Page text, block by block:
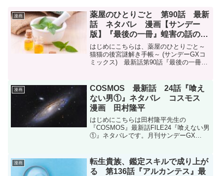
漫画
薬屋のひとりごと 第90話 最新
話 ネタバレ 漫画【サンデー
版】『最後の一冊』蝗害の話の続
き
はじめにこちらは、薬屋のひとりごと～
猫猫の後宮謎解き手帳～ (サンデーGXコ
ミックス) 最新話第90話『最後の一冊』
ーGX 2025年7月号（2025年6月19...
漫画
COSMOS 最新話 24話『喰え
ない男①』ネタバレ コスモス
漫画 田村隆平
はじめにこちらは田村隆平先生の
『COSMOS』最新話FILE24『喰えない男
①』ネタバレです。月刊サンデーGX
発売）月刊サンデーGX 2025年5...
漫画
転生貴族、鑑定スキルで成り上が
る 第136話『アルカンテス』最